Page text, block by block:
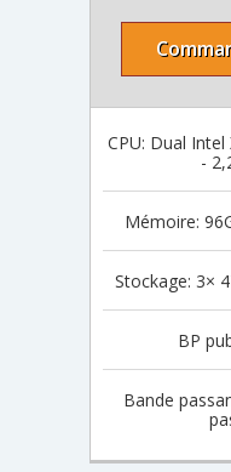
CPU: Dual
-
Mémoire:
Stockage: 3×
BP
Bande